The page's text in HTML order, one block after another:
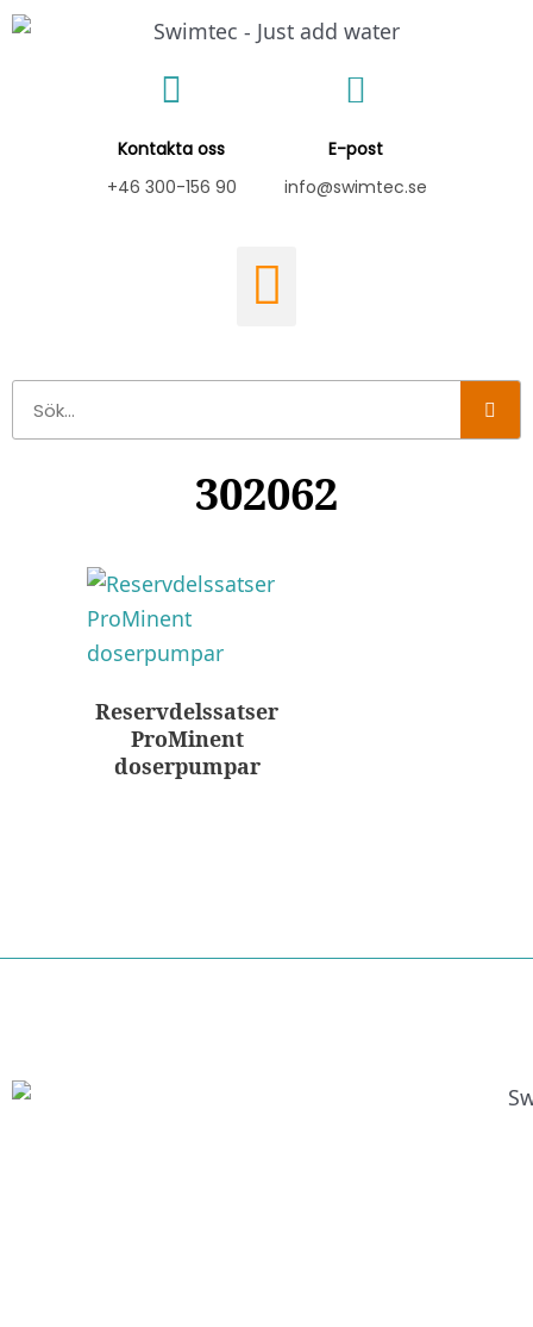
Hoppa
Kontakta oss
+46 300-156 90
E-post
info@swimtec.se
302062
Reservdelssatser
ProMinent
doserpumpar